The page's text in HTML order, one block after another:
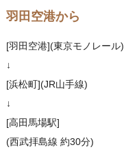
羽田空港から
[羽田空港](東京モノレール)
↓
[浜松町](JR山手線)
↓
[高田馬場駅]
(西武拝島線 約30分)